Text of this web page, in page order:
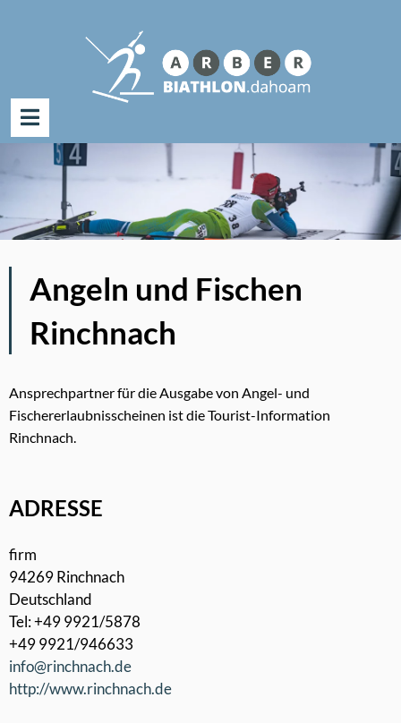
Inhalt
springen
nach:
Angeln und Fischen
Rinchnach
Ansprechpartner für die Ausgabe von Angel- und
Fischererlaubnisscheinen ist die Tourist-Information
Rinchnach.
ADRESSE
firm
94269 Rinchnach
Deutschland
Tel: +49 9921/5878
+49 9921/946633
info@rinchnach.de
http://www.rinchnach.de